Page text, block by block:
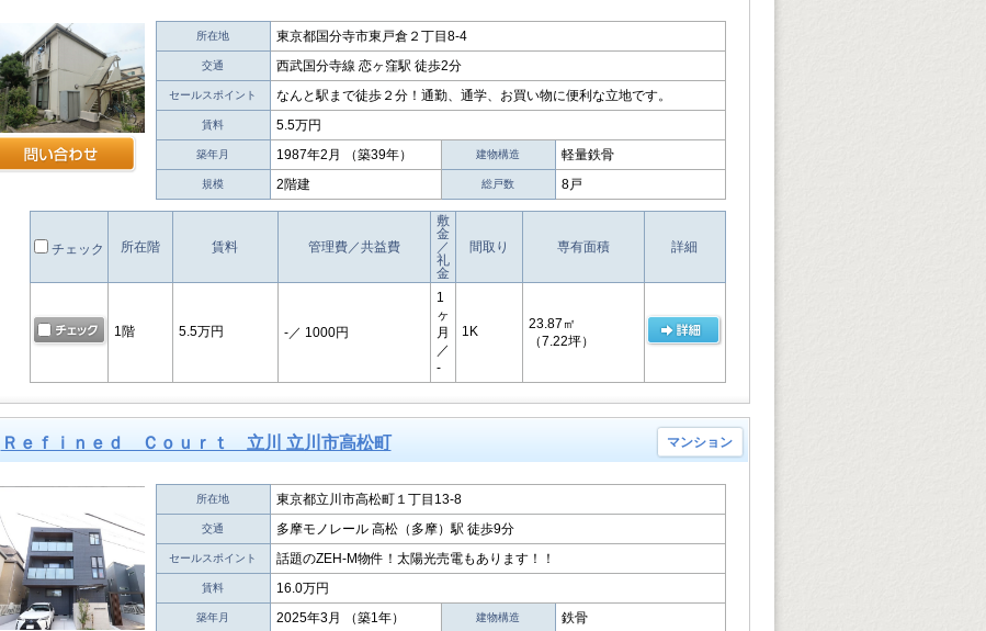
所在地 東京都国分寺市東戸倉２丁目8-4
交通 西武国分寺線 恋ヶ窪駅 徒歩2分
セールスポイント なんと駅まで徒歩２分！通勤、通学、お買い物に便利な立地です。
賃料 5.5万円
築年月 1987年2月 （築39年） 建物構造 軽量鉄骨
規模 2階建 総戸数 8戸
チェック 所在階 賃料 管理費／共益費
敷
金
／
礼
金
間取り 専有面積 詳細
1階 5.5万円 -／ 1000円
1
ヶ
月
／
-
1K
23.87㎡
（7.22坪）
Ｒｅｆｉｎｅｄ Ｃｏｕｒｔ 立川 立川市高松町 マンション
所在地 東京都立川市高松町１丁目13-8
交通 多摩モノレール 高松（多摩）駅 徒歩9分
セールスポイント 話題のZEH‐M物件！太陽光売電もあります！！
賃料 16.0万円
築年月 2025年3月 （築1年） 建物構造 鉄骨